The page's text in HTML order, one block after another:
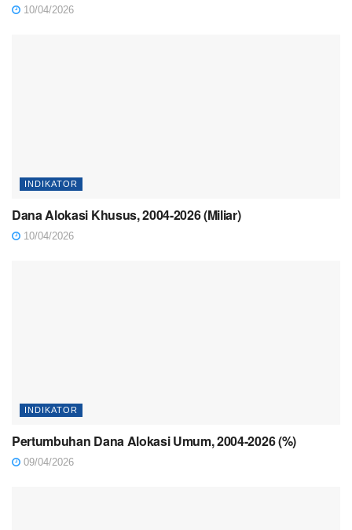
10/04/2026
INDIKATOR
Dana Alokasi Khusus, 2004-2026 (Miliar)
10/04/2026
INDIKATOR
Pertumbuhan Dana Alokasi Umum, 2004-2026 (%)
09/04/2026